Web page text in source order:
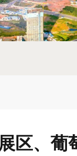
区、葡